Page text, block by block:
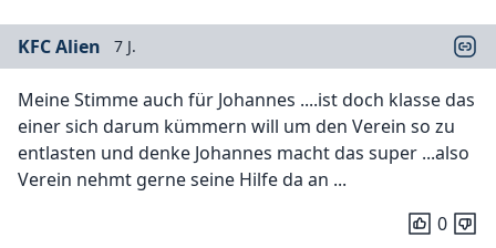
KFC Alien 7 J.
Meine Stimme auch für Johannes ....ist doch klasse das
einer sich darum kümmern will um den Verein so zu
entlasten und denke Johannes macht das super ...also
Verein nehmt gerne seine Hilfe da an ...
0